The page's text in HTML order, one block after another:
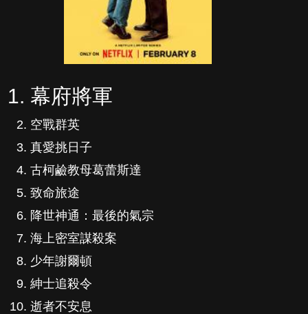
幕府將軍
空戰群英
真愛挑日子
古柯鹼教母葛蕾斯達
致命旅途
降世神通：最後的氣宗
海上密室謀殺案
少年謝爾頓
紳士追殺令
逝者不安息